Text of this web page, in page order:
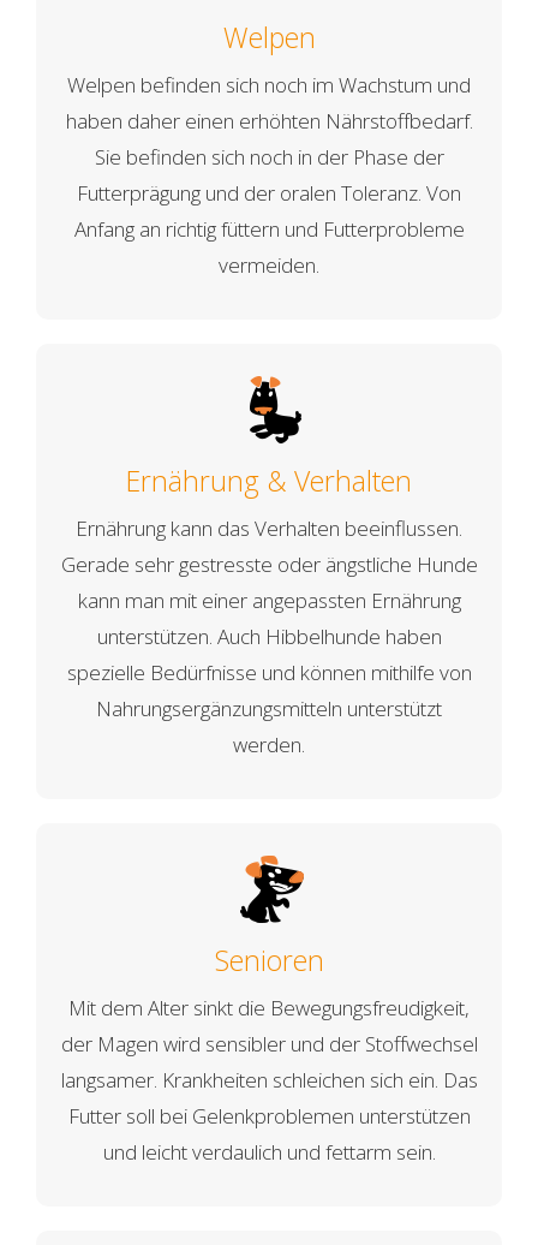
Welpen
Welpen befinden sich noch im Wachstum und
haben daher einen erhöhten Nährstoffbedarf.
Sie befinden sich noch in der Phase der
Futterprägung und der oralen Toleranz. Von
Anfang an richtig füttern und Futterprobleme
vermeiden.
Ernährung & Verhalten
Ernährung kann das Verhalten beeinflussen.
Gerade sehr gestresste oder ängstliche Hunde
kann man mit einer angepassten Ernährung
unterstützen. Auch Hibbelhunde haben
spezielle Bedürfnisse und können mithilfe von
Nahrungsergänzungsmitteln unterstützt
werden.
Senioren
Mit dem Alter sinkt die Bewegungsfreudigkeit,
der Magen wird sensibler und der Stoffwechsel
langsamer. Krankheiten schleichen sich ein. Das
Futter soll bei Gelenkproblemen unterstützen
und leicht verdaulich und fettarm sein.